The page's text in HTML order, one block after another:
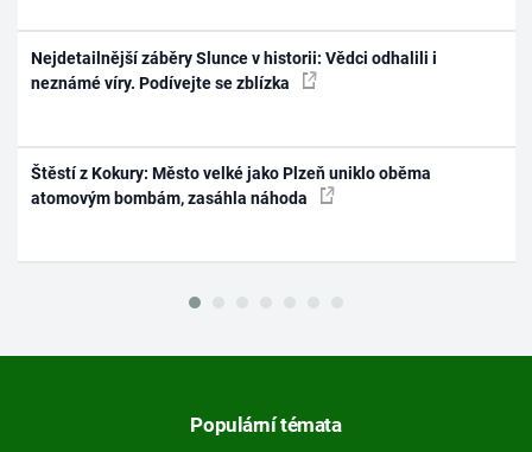
Nejdetailnější záběry Slunce v historii: Vědci odhalili i
neznámé víry. Podívejte se zblízka
Štěstí z Kokury: Město velké jako Plzeň uniklo oběma
atomovým bombám, zasáhla náhoda
Populární témata